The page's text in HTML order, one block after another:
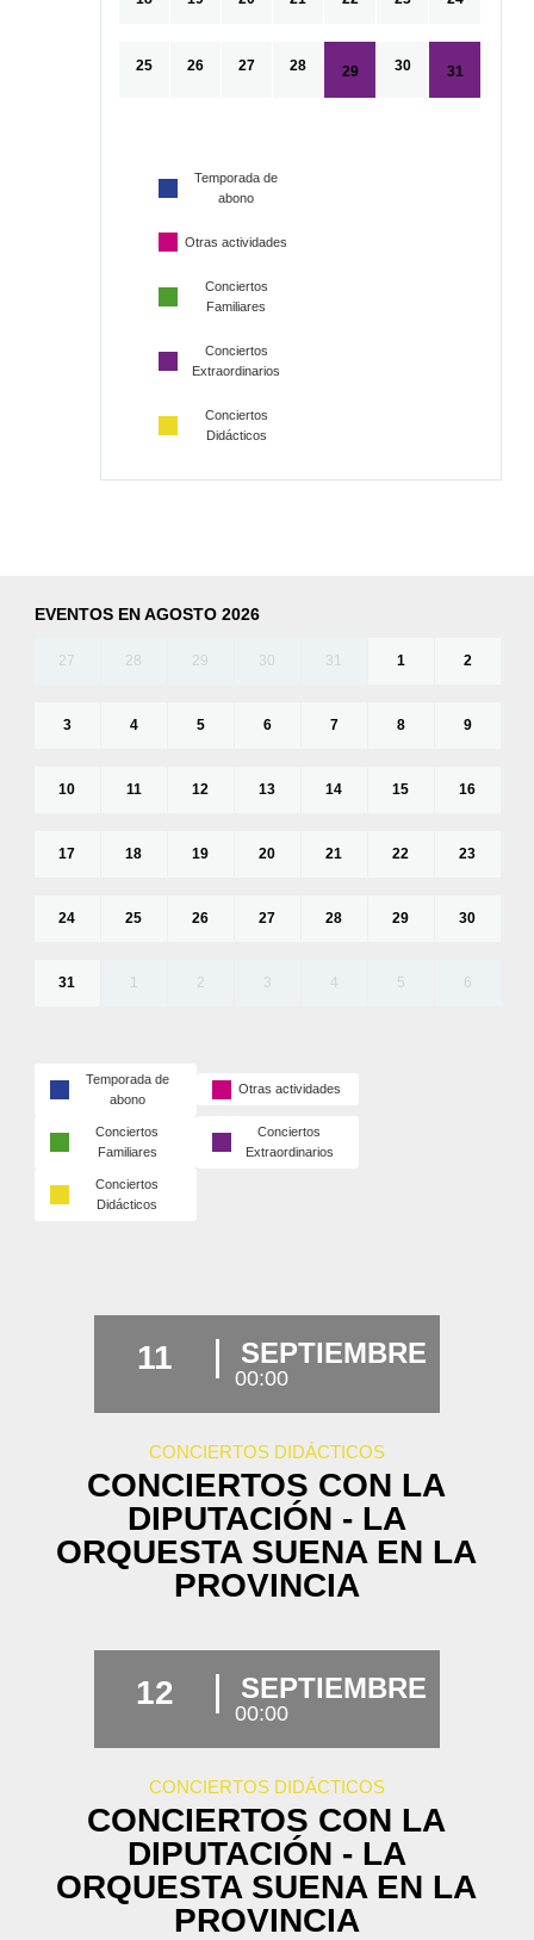
25 26 27 28 29 30 31
Temporada de
abono
Otras actividades
Conciertos
Familiares
Conciertos
Extraordinarios
Conciertos
Didácticos
EVENTOS EN AGOSTO 2026
27 28 29 30 31 1 2
3 4 5 6 7 8 9
10 11 12 13 14 15 16
17 18 19 20 21 22 23
24 25 26 27 28 29 30
31 1 2 3 4 5 6
Temporada de
abono
Otras actividades
Conciertos
Familiares
Conciertos
Extraordinarios
Conciertos
Didácticos
11 SEPTIEMBRE
00:00
CONCIERTOS DIDÁCTICOS
CONCIERTOS CON LA
DIPUTACIÓN - LA
ORQUESTA SUENA EN LA
PROVINCIA
12 SEPTIEMBRE
00:00
CONCIERTOS DIDÁCTICOS
CONCIERTOS CON LA
DIPUTACIÓN - LA
ORQUESTA SUENA EN LA
PROVINCIA